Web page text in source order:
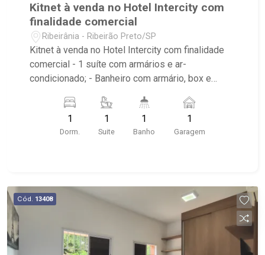
Kitnet à venda no Hotel Intercity com
finalidade comercial
Ribeirânia - Ribeirão Preto/SP
Kitnet à venda no Hotel Intercity com finalidade
comercial - 1 suíte com armários e ar-
condicionado; - Banheiro com armário, box e
refeitório, academia, elevador, ar-condicionado,
pé direito alto, mezanino e portaria24h; - Próximo
ao Novo Shopping e UNAERP.
1
Dorm.
1
Suite
1
Banho
1
Garagem
Cód. 13408